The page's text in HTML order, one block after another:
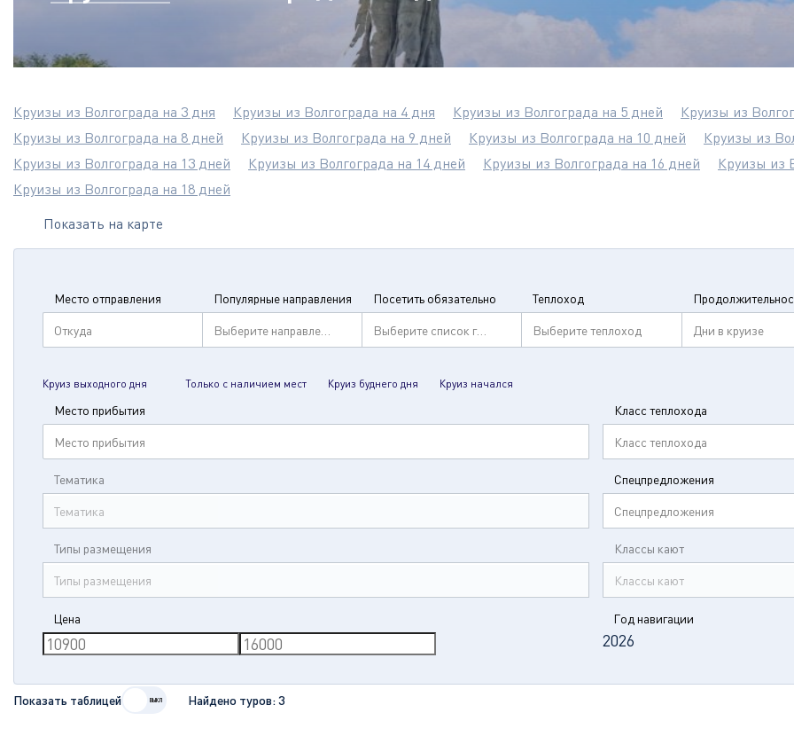
Круизы из Волгограда на 3 дня Круизы из Волгограда на 4 дня Круизы из Волгограда на 5 дней Круизы из
Круизы из Волгограда на 8 дней
Круизы из Волгограда на 9 дней Круизы из Волгограда на 10 дней Круизы из
Круизы из Волгограда на 13 дней
Круизы из Волгограда на 14 дней Круизы из Волгограда на 16 дней
Круизы из
Круизы из Волгограда на 18 дней
Показать на карте
Место отправления
Откуда
Популярные направления
Выберите направление
Посетить обязательно
Выберите список городов
Теплоход
Выберите теплоход Дни в круизе
Круиз выходного дня Только с наличием мест Круиз буднего дня Круиз начался
Место прибытия
Место прибытия
Класс теплохода
Класс теплохода
Тематика
Тематика
Спецпредложения
Спецпредложения
Типы размещения
Типы размещения
Классы кают
Классы кают
Цена Год навигации
2026
Показать таблицей Найдено туров:3